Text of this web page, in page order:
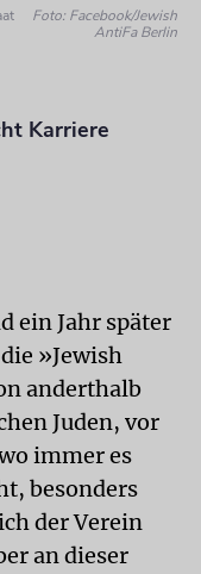
Foto: Facebook/Jewish
AntiFa Berlin
Karriere
ein Jahr später
»Jewish
anderthalb
Juden, vor
immer es
besonders
der Verein
an dieser